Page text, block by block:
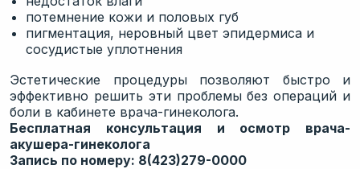
потемнение кожи и половых губ
пигментация, неровный цвет эпидермиса и
сосудистые уплотнения
Эстетические процедуры позволяют быстро и
эффективно решить эти проблемы без операций и
боли в кабинете врача-гинеколога.
Бесплатная консультация и осмотр врача-
акушера-гинеколога
Запись по номеру: 8(423)279-0000